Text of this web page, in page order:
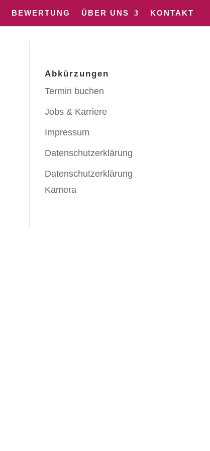
BEWERTUNG ÜBER UNS KONTAKT
Abkürzungen
Termin buchen
Jobs & Karriere
Impressum
Datenschutzerklärung
Datenschutzerklärung
Kamera